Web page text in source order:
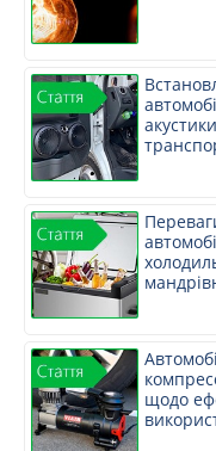
щодо